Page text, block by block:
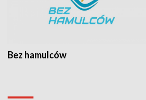
Bez hamulców